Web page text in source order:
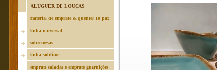
ALUGUER DE LOUÇAS
material de emprate & quentes 10 pax
linha universal
sobremesas
linha sublime
emprate saladas e emprate guarnições